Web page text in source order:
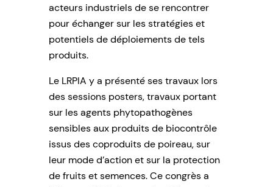
acteurs industriels de se rencontrer
pour échanger sur les stratégies et
potentiels de déploiements de tels
produits.
Le LRPIA y a présenté ses travaux lors
des sessions posters, travaux portant
sur les agents phytopathogènes
sensibles aux produits de biocontrôle
issus des coproduits de poireau, sur
leur mode d’action et sur la protection
de fruits et semences. Ce congrès a